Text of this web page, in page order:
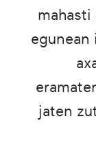
mahasti
egunean
jaten